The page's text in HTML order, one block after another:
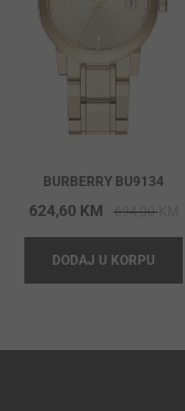
BURBERRY BU9134
694,00KM
624,60 KM
DODAJ U KORPU